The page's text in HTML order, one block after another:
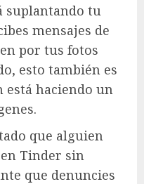
suplantando tu
mensajes de
por tus fotos
esto también es
está haciendo un
que alguien
Tinder sin
que denuncies